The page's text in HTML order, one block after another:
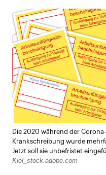
Die 2020 während der
Krankschreibung wurde
Jetzt soll sie unbefristet
Kiel_stock.adobe.com